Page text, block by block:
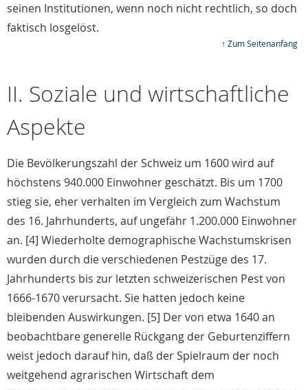
seinen Institutionen, wenn noch nicht rechtlich, so doch
faktisch losgelöst.
↑ Zum Seitenanfang
II. Soziale und wirtschaftliche
Aspekte
Die Bevölkerungszahl der Schweiz um 1600 wird auf
höchstens 940.000 Einwohner geschätzt. Bis um 1700
stieg sie, eher verhalten im Vergleich zum Wachstum
des 16. Jahrhunderts, auf ungefähr 1.200.000 Einwohner
an. [4] Wiederholte demographische Wachstumskrisen
wurden durch die verschiedenen Pestzüge des 17.
Jahrhunderts bis zur letzten schweizerischen Pest von
1666-1670 verursacht. Sie hatten jedoch keine
bleibenden Auswirkungen. [5] Der von etwa 1640 an
beobachtbare generelle Rückgang der Geburtenziffern
weist jedoch darauf hin, daß der Spielraum der noch
weitgehend agrarischen Wirtschaft dem